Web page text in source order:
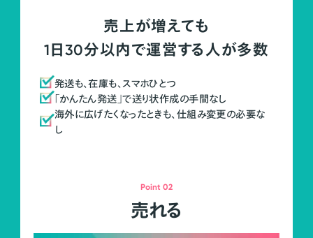
売上が増えても
1日30分以内で運営する人が多数
発送も、在庫も、スマホひとつ
「かんたん発送」で送り状作成の手間なし
海外に広げたくなったときも、仕組み変更の必要な
し
Point 02
売れる